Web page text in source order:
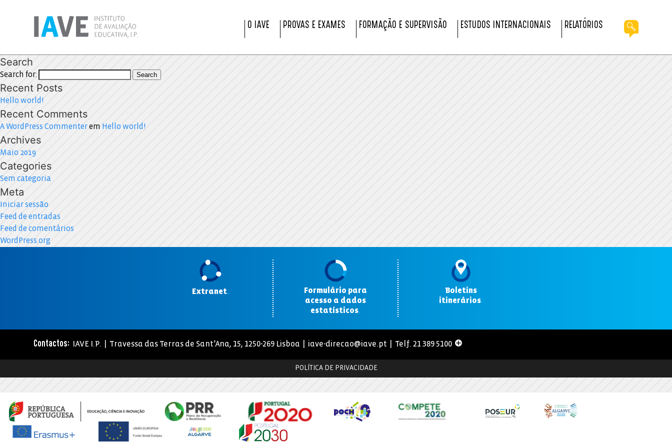
O IAVE PROVAS E EXAMES FORMAÇÃO E SUPERVISÃO ESTUDOS INTERNACIONAIS RELATÓRIOS
Search
Search for: Search
Recent Posts
Hello world!
Recent Comments
A WordPress Commenterem Hello world!
Archives
Maio 2019
Categories
Sem categoria
Meta
Iniciar sessão
Feed de entradas
Feed de comentários
WordPress.org
Extranet.
Formulário para
acesso a dados
estatísticos.
Boletins
itinerários.
Contactos: IAVE I.P. | Travessa das Terras de Sant’Ana, 15, 1250-269 Lisboa | iave-direcao@iave.pt | Telf. 21 389 5100
POLÍTICA DE PRIVACIDADE